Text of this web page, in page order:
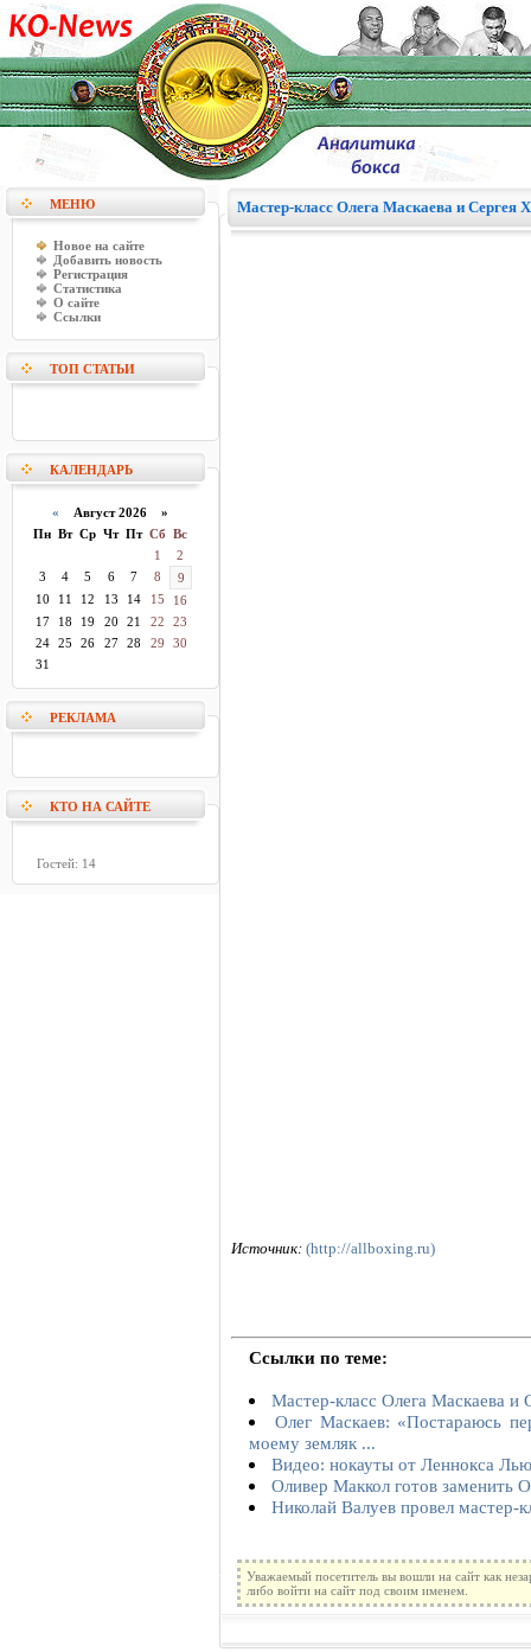
МЕНЮ
Новое на сайте
Добавить новость
Регистрация
Статистика
О сайте
Ссылки
ТОП СТАТЬИ
КАЛЕНДАРЬ
« Август 2026 »
Пн Вт Ср Чт Пт Сб Вс
1
2
3
4 5 6 7 8
9
10
11 12 13 14 15
16
17
18 19 20 21 22
23
24
25 26 27 28 29
30
31
РЕКЛАМА
КТО НА САЙТЕ
Гостей: 14
Мастер-класс Олега Маскаева и Сергея
Источник: (http://allboxing.ru)
Ссылки по теме:
Мастер-класс Олега Маскаева и
Олег Маскаев: «Постараюсь
моему земляк ...
Видео: нокауты от Леннокса
Оливер Маккол готов заменить
Николай Валуев провел мастер-
Уважаемый посетитель вы вошли на сайт как
либо войти на сайт под своим именем.